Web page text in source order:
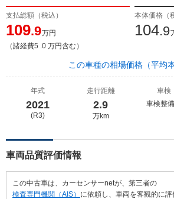
支払総額（税込）
109.9万円
（諸経費5 .0 万円含む）
本体価格（
104.9
この車種の相場価格（平均
年式
2021
(R3)
走行距離
2.9
万km
車検
車検整
車両品質評価情報
この中古車は、カーセンサーnetが、第三者の
検査専門機関（AIS） に依頼し、車両を客観的に